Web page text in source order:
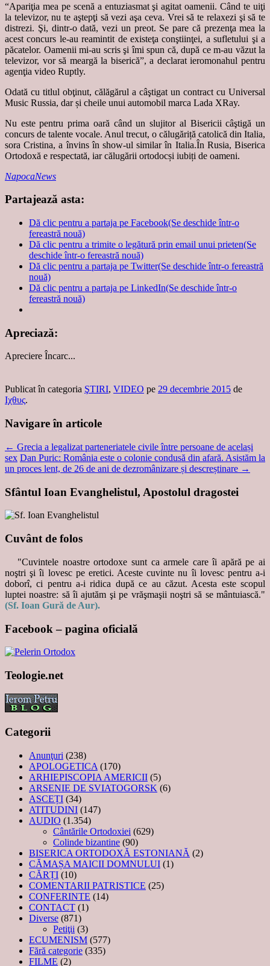
“Apariţia mea pe scenă a entuziasmat şi agitat oamenii. Când te uiţi
la televizor, nu te aştepţi să vezi aşa ceva. Vrei să te relaxezi şi să te
distrezi. Şi, dintr-o dată, vezi un preot. Se pare că prezenţa mea la
acest concurs le-au reamintit de existeţa conştiinţei, a sufletului şi a
păcatelor. Oamenii mi-au scris şi îmi spun că, după ce m-au văzut la
televizor, vor să meargă la biserică”, a declarat ieromonahul pentru
agenţia video Ruptly.
Odată cu titlul obţinut, călăgărul a câştigat un contract cu Universal
Music Russia, dar și cheile unui automobil marca Lada XRay.
Nu este pentru prima oară când un slujitor al Bisericii câştigă un
concurs de talente vocale. Anul trecut, o călugăriță catolică din Italia,
sora Cristina, a învins în show-ul similar în Italia.În Rusia, Biserica
Ortodoxă e respectată, iar călugării ortodocși iubiți de oameni.
NapocaNews
Partajează asta:
Dă clic pentru a partaja pe Facebook(Se deschide într-o
fereastră nouă)
Dă clic pentru a trimite o legătură prin email unui prieten(Se
deschide într-o fereastră nouă)
Dă clic pentru a partaja pe Twitter(Se deschide într-o fereastră
nouă)
Dă clic pentru a partaja pe LinkedIn(Se deschide într-o
fereastră nouă)
Apreciază:
Apreciere Încarc...
Publicat în categoria ŞTIRI, VIDEO pe 29 decembrie 2015 de
Ιχθυς.
Navigare în articole
← Grecia a legalizat parteneriatele civile între persoane de același
sex Dan Puric: România este o colonie condusă din afară. Asistăm la
un proces lent, de 26 de ani de dezromânizare și descreștinare →
Sfântul Ioan Evanghelistul, Apostolul dragostei
Cuvânt de folos
"Cuvintele noastre ortodoxe sunt ca armele care îi apără pe ai
noştri şi îi lovesc pe eretici. Aceste cuvinte nu îi lovesc pentru a-i
doborî, ci pentru a-i ridica după ce au căzut. Acesta este scopul
luptei noastre: să îi ajutăm şi pe vrăşmaşii noştri să se mântuiască."
(Sf. Ioan Gură de Aur).
Facebook – pagina oficială
Teologie.net
Categorii
Anunţuri (238)
APOLOGETICA (170)
ARHIEPISCOPIA AMERICII (5)
ARSENIE DE SVIATOGORSK (6)
ASCEȚI (34)
ATITUDINI (147)
AUDIO (1.354)
Cântările Ortodoxiei (629)
Colinde bizantine (90)
BISERICA ORTODOXĂ ESTONIANĂ (2)
CĂMAȘA MAICII DOMNULUI (1)
CĂRȚI (10)
COMENTARII PATRISTICE (25)
CONFERINTE (14)
CONTACT (1)
Diverse (871)
Petiţii (3)
ECUMENISM (577)
Fără categorie (335)
FILME (2)